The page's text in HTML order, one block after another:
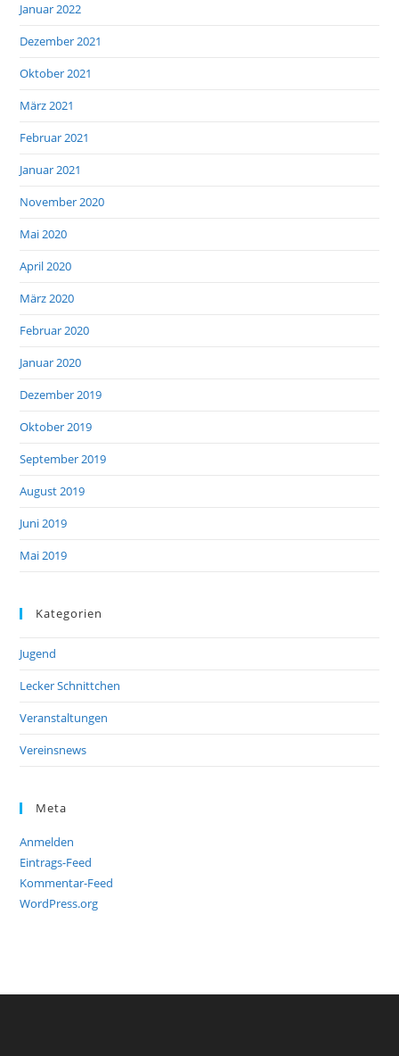
Januar 2022
Dezember 2021
Oktober 2021
März 2021
Februar 2021
Januar 2021
November 2020
Mai 2020
April 2020
März 2020
Februar 2020
Januar 2020
Dezember 2019
Oktober 2019
September 2019
August 2019
Juni 2019
Mai 2019
Kategorien
Jugend
Lecker Schnittchen
Veranstaltungen
Vereinsnews
Meta
Anmelden
Eintrags-Feed
Kommentar-Feed
WordPress.org